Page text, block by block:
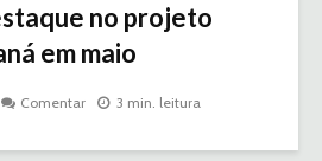
no projeto
em maio
Comentar 3 min. leitura